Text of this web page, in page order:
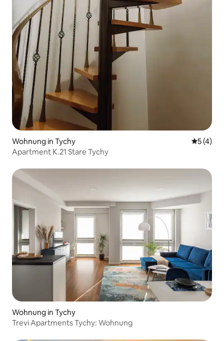
Wohnung in Tychy
5 (4)
Apartment K.21 Stare Tychy
Wohnung in Tychy
Trevi Apartments Tychy: Wohnung